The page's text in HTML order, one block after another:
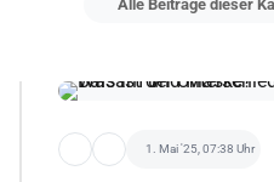
Alle Beiträge dieser
1. Mai '25, 07:38 Uhr